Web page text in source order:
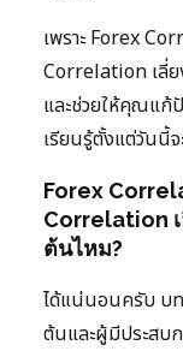
เพราะ Forex
Correlation เลี่ย
และช่วยให้คุณแก้
เรียนรู้ตั้งแต่วันนี้จ
Forex
Correlation เ
ต้นไหม?
ได้แน่นอนครับ บท
ต้นและผู้มีประส